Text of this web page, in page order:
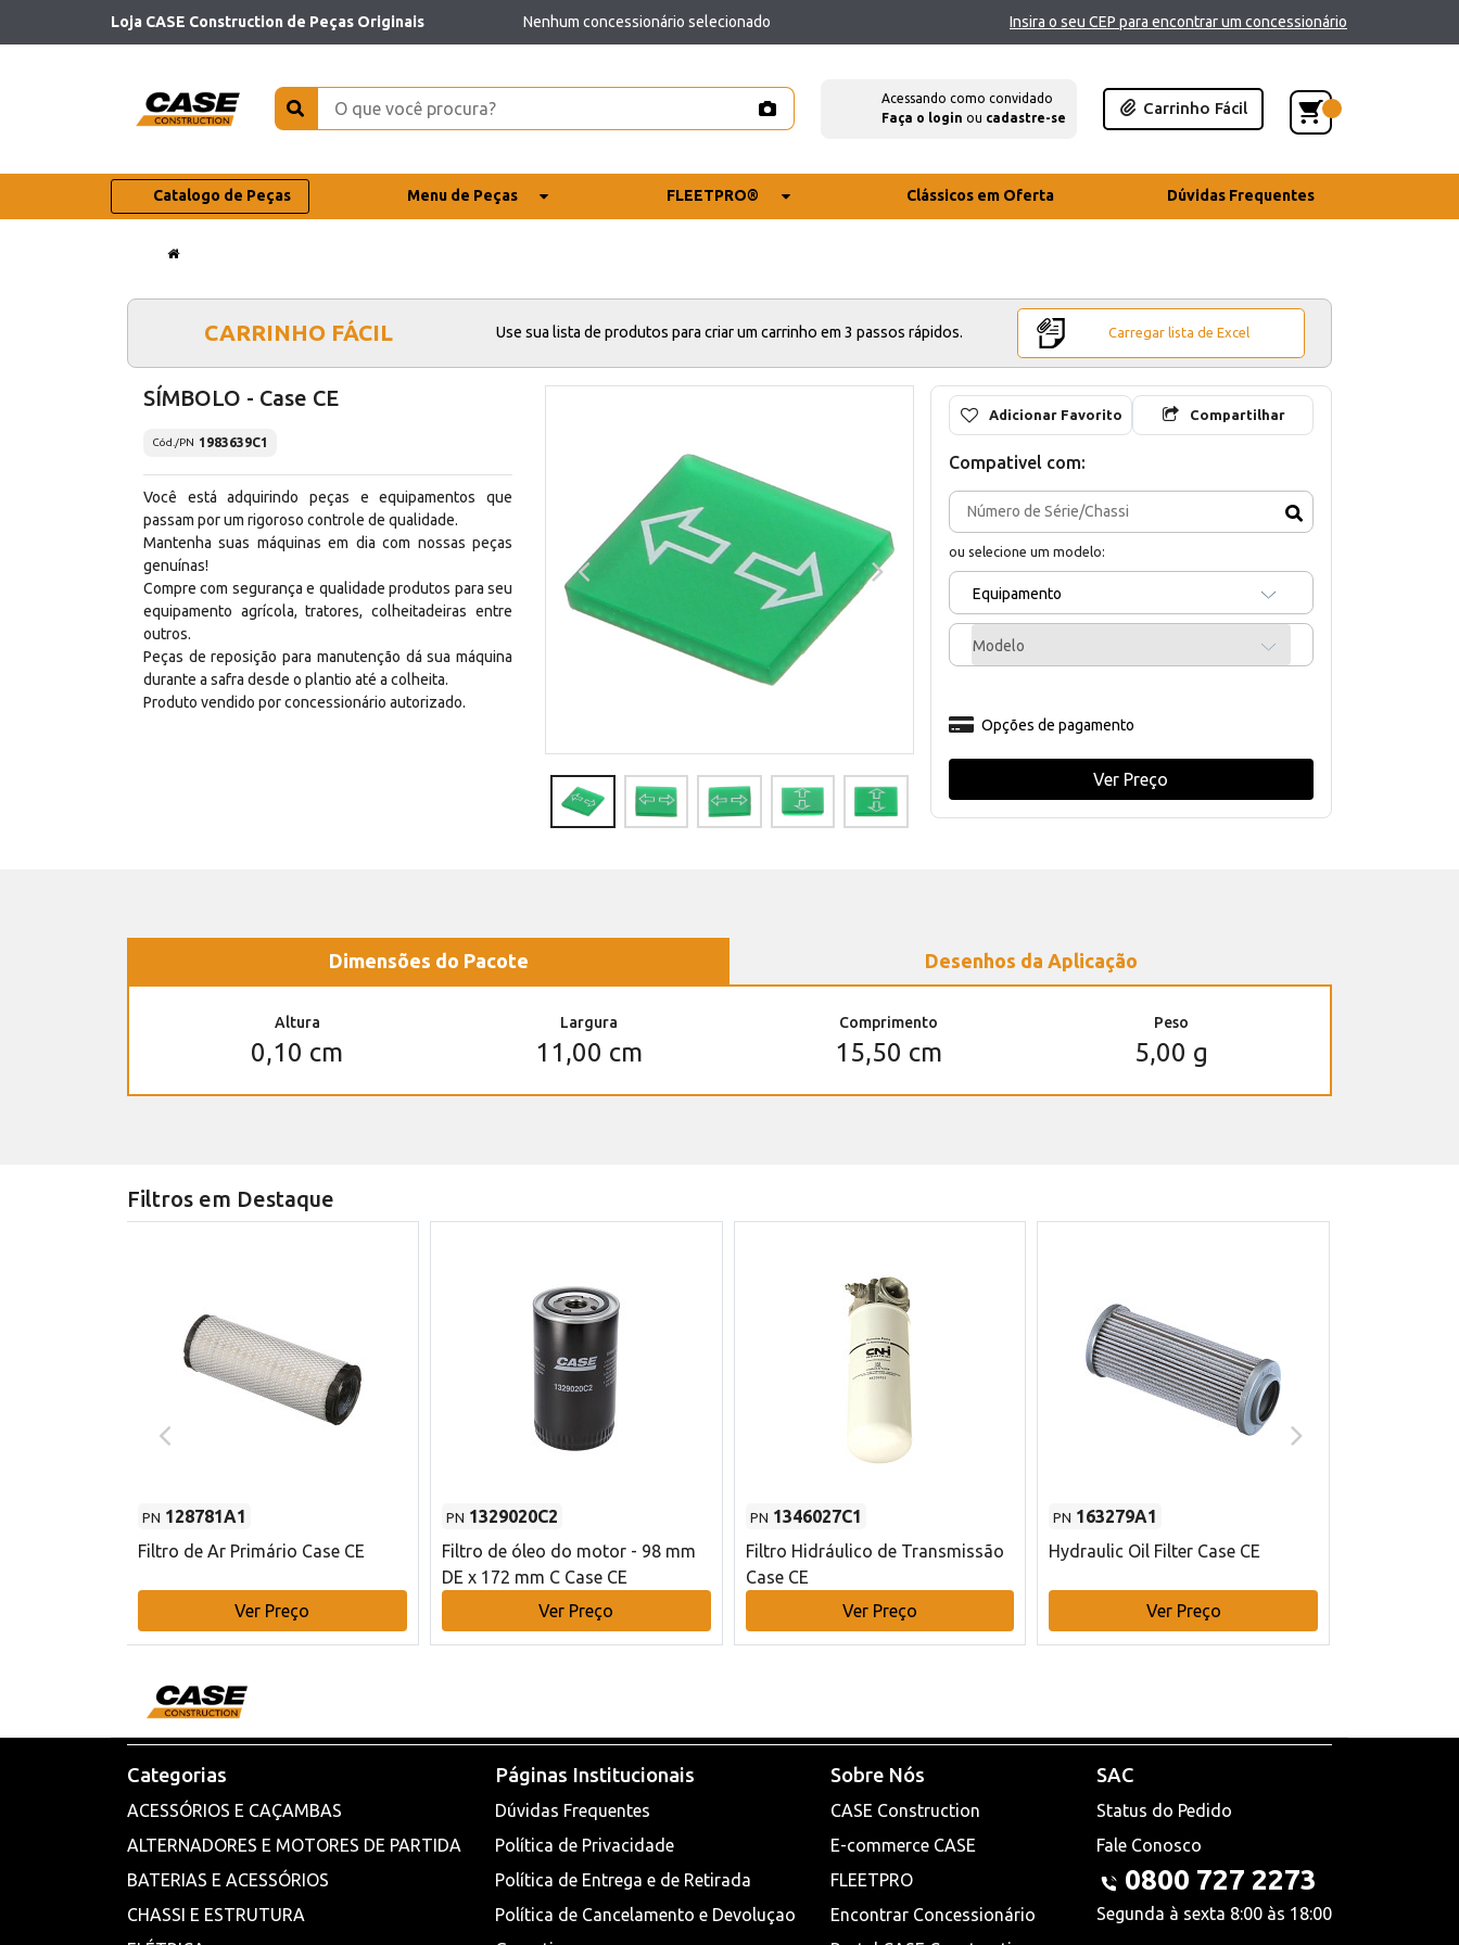
Loja CASE Construction de Peças Originais Nenhum concessionário selecionado Insira o seu CEP para encontrar um concessionário
Acessando como convidado
Faça o login ou cadastre-se
Carrinho Fácil
Catalogo de Peças Menu de Peças FLEETPRO® Clássicos em Oferta Dúvidas Frequentes
CARRINHO FÁCIL Use sua lista de produtos para criar um carrinho em 3 passos rápidos. Carregar lista de Excel
SÍMBOLO - Case CE
Cód./PN 1983639C1
Você está adquirindo peças e equipamentos que
passam por um rigoroso controle de qualidade.
Mantenha suas máquinas em dia com nossas peças
genuínas!
Compre com segurança e qualidade produtos para seu
equipamento agrícola, tratores, colheitadeiras entre
outros.
Peças de reposição para manutenção dá sua máquina
durante a safra desde o plantio até a colheita.
Produto vendido por concessionário autorizado.
Adicionar Favorito Compartilhar
Compativel com:
ou selecione um modelo:
Equipamento
Modelo
Opções de pagamento
Ver Preço
Dimensões do Pacote Desenhos da Aplicação
Altura
0,10 cm
Largura
11,00 cm
Comprimento
15,50 cm
Peso
5,00 g
Filtros em Destaque
PN 128781A1
Filtro de Ar Primário Case CE
Ver Preço
PN 1329020C2
Filtro de óleo do motor - 98 mm
DE x 172 mm C Case CE
Ver Preço
PN 1346027C1
Filtro Hidráulico de Transmissão
Case CE
Ver Preço
PN 163279A1
Hydraulic Oil Filter Case CE
Ver Preço
Categorias
ACESSÓRIOS E CAÇAMBAS
ALTERNADORES E MOTORES DE PARTIDA
BATERIAS E ACESSÓRIOS
CHASSI E ESTRUTURA
Páginas Institucionais
Dúvidas Frequentes
Política de Privacidade
Política de Entrega e de Retirada
Política de Cancelamento e Devoluçao
Sobre Nós
CASE Construction
E-commerce CASE
FLEETPRO
Encontrar Concessionário
SAC
Status do Pedido
Fale Conosco
0800 727 2273
Segunda à sexta 8:00 às 18:00